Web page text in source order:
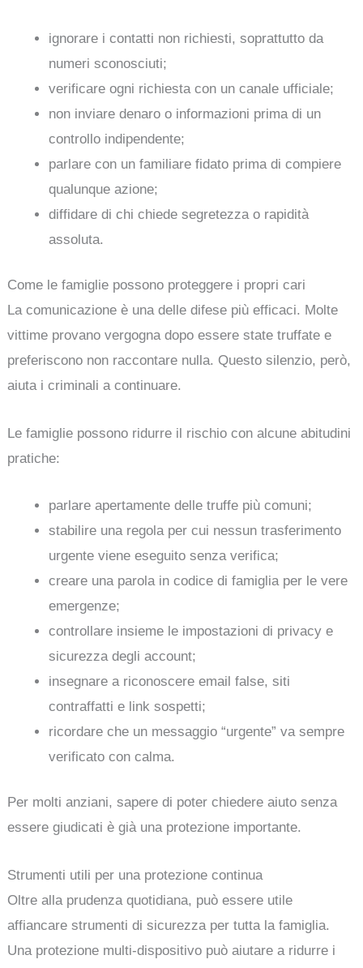
ignorare i contatti non richiesti, soprattutto da
numeri sconosciuti;
verificare ogni richiesta con un canale ufficiale;
non inviare denaro o informazioni prima di un
controllo indipendente;
parlare con un familiare fidato prima di compiere
qualunque azione;
diffidare di chi chiede segretezza o rapidità
assoluta.
Come le famiglie possono proteggere i propri cari
La comunicazione è una delle difese più efficaci. Molte
vittime provano vergogna dopo essere state truffate e
preferiscono non raccontare nulla. Questo silenzio, però,
aiuta i criminali a continuare.
Le famiglie possono ridurre il rischio con alcune abitudini
pratiche:
parlare apertamente delle truffe più comuni;
stabilire una regola per cui nessun trasferimento
urgente viene eseguito senza verifica;
creare una parola in codice di famiglia per le vere
emergenze;
controllare insieme le impostazioni di privacy e
sicurezza degli account;
insegnare a riconoscere email false, siti
contraffatti e link sospetti;
ricordare che un messaggio “urgente” va sempre
verificato con calma.
Per molti anziani, sapere di poter chiedere aiuto senza
essere giudicati è già una protezione importante.
Strumenti utili per una protezione continua
Oltre alla prudenza quotidiana, può essere utile
affiancare strumenti di sicurezza per tutta la famiglia.
Una protezione multi-dispositivo può aiutare a ridurre i